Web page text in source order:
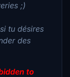
;)
tu désires
des
to